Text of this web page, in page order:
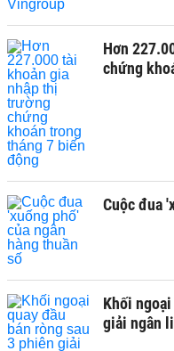
Hơn
chứng
Cuộc đua
Khối
giải ngân